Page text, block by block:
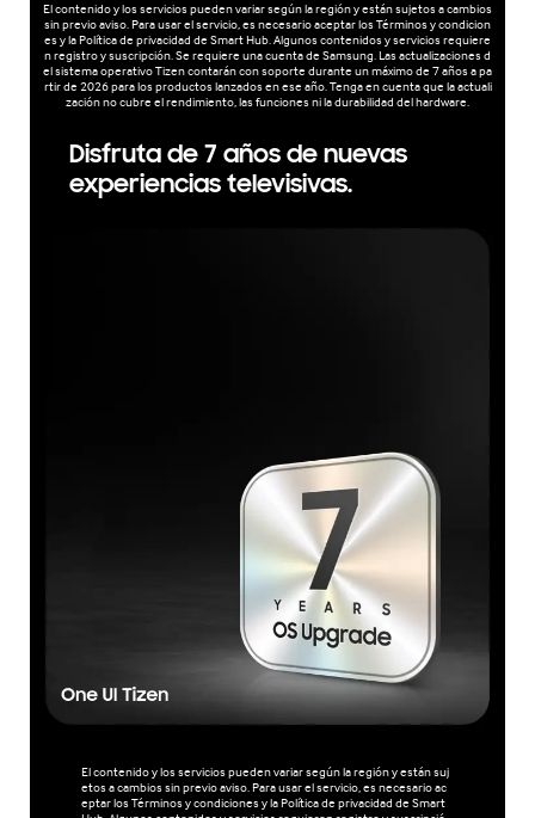
El contenido y los servicios pueden variar según la región y están sujetos a cambios
sin previo aviso. Para usar el servicio, es necesario aceptar los Términos y condicion
es y la Política de privacidad de Smart Hub. Algunos contenidos y servicios requiere
n registro y suscripción. Se requiere una cuenta de Samsung. Las actualizaciones d
el sistema operativo Tizen contarán con soporte durante un máximo de 7 años a pa
rtir de 2026 para los productos lanzados en ese año. Tenga en cuenta que la actuali
zación no cubre el rendimiento, las funciones ni la durabilidad del hardware.
Disfruta de 7 años de nuevas
experiencias televisivas.
El contenido y los servicios pueden variar según la región y están suj
etos a cambios sin previo aviso. Para usar el servicio, es necesario ac
eptar los Términos y condiciones y la Política de privacidad de Smart